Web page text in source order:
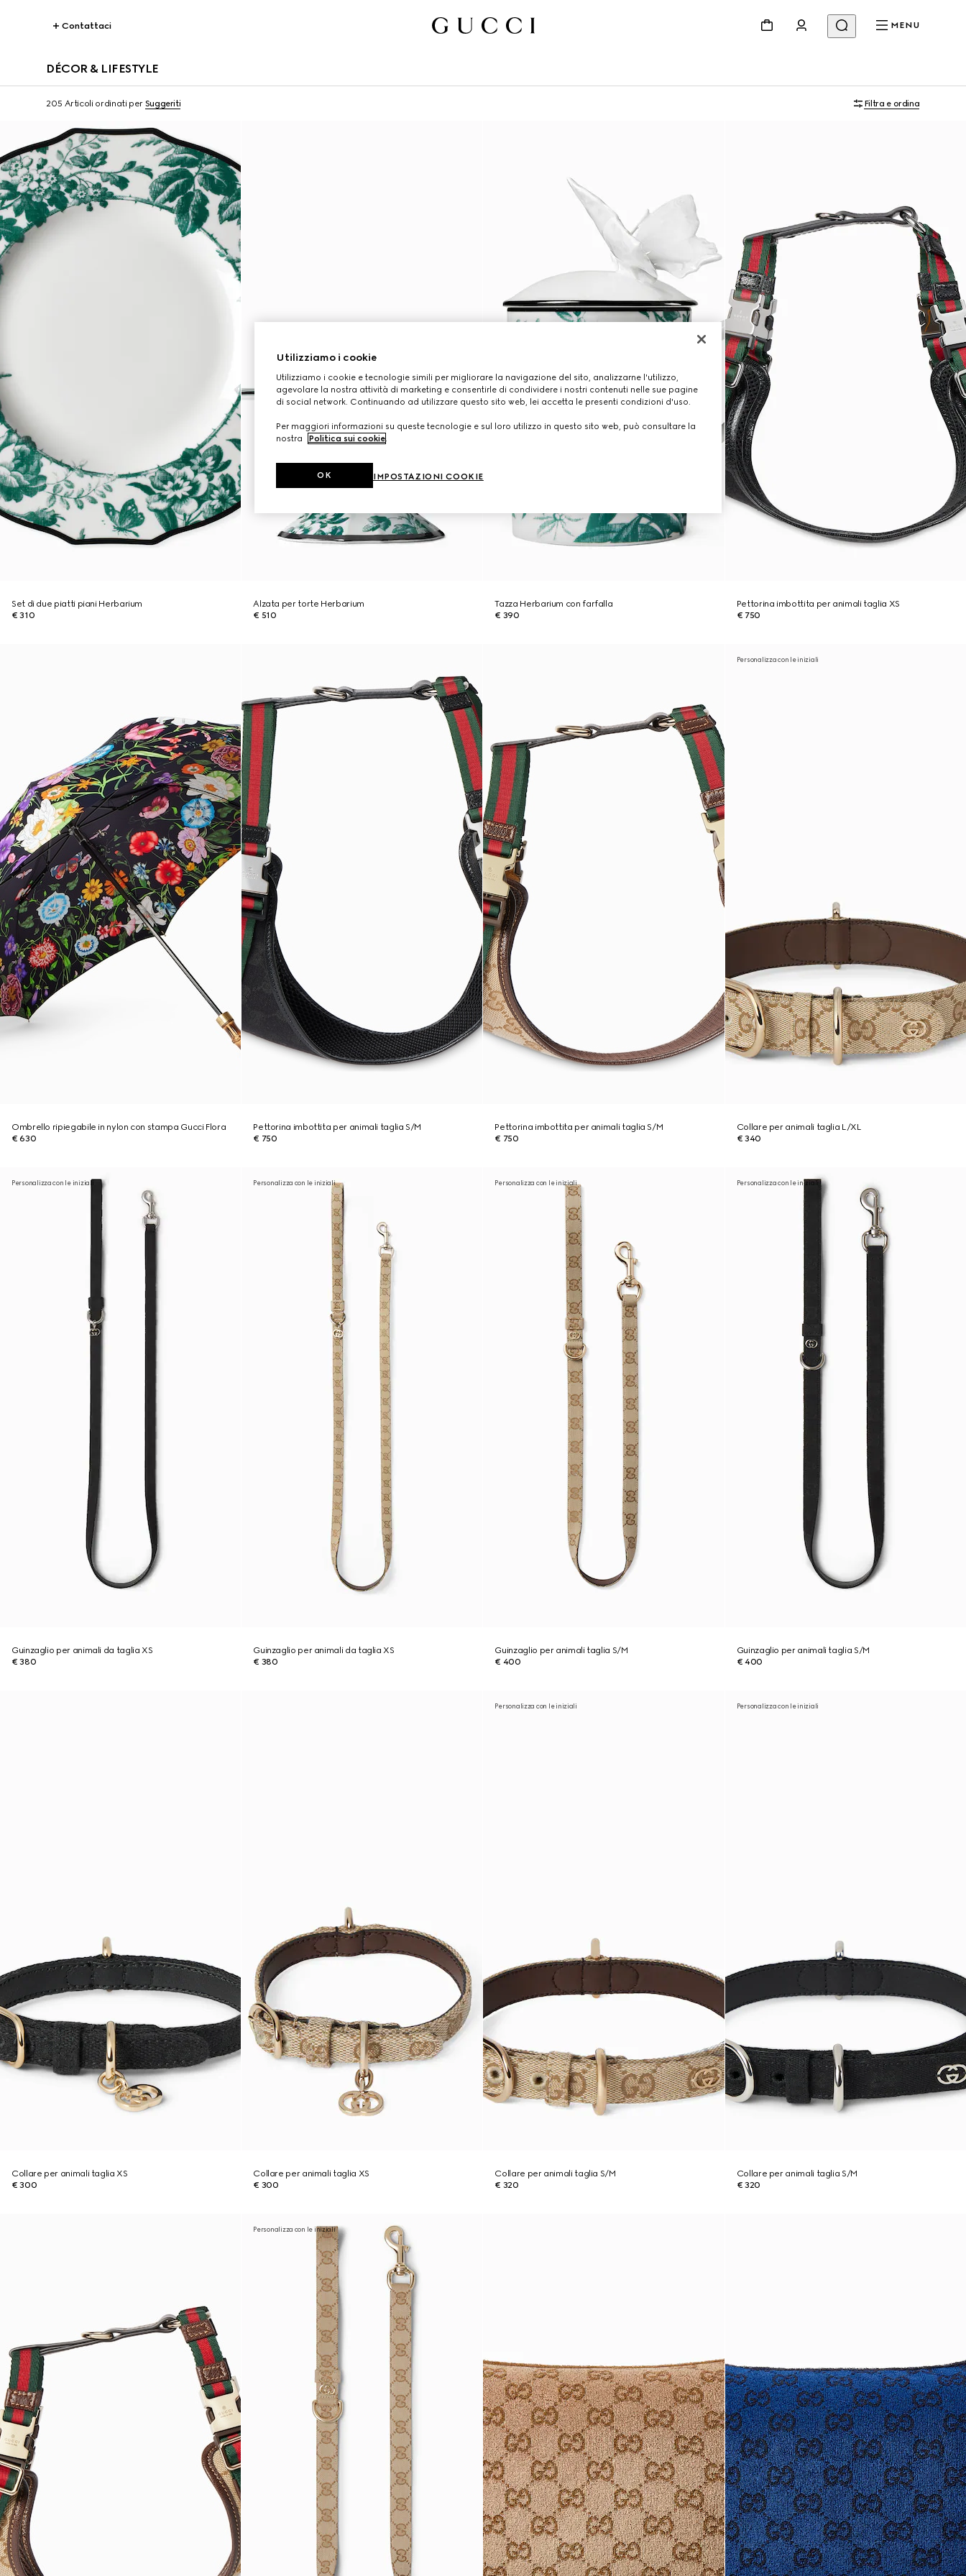
Contattaci MENU
DÉCOR & LIFESTYLE
205 Articoli ordinati per Suggeriti Filtra e ordina
Set di due piatti piani Herbarium
€ 310
Alzata per torte Herbarium
€ 510
Tazza Herbarium con farfalla
€ 390
Pettorina imbottita per animali taglia XS
€ 750
Ombrello ripiegabile in nylon con stampa Gucci Flora
€ 630
Pettorina imbottita per animali taglia S/M
€ 750
Pettorina imbottita per animali taglia S/M
€ 750
Personalizza con le iniziali
Collare per animali taglia L/XL
€ 340
Personalizza con le iniziali
Guinzaglio per animali da taglia XS
€ 380
Personalizza con le iniziali
Guinzaglio per animali da taglia XS
€ 380
Personalizza con le iniziali
Guinzaglio per animali taglia S/M
€ 400
Personalizza con le iniziali
Guinzaglio per animali taglia S/M
€ 400
Collare per animali taglia XS
€ 300
Collare per animali taglia XS
€ 300
Personalizza con le iniziali
Collare per animali taglia S/M
€ 320
Personalizza con le iniziali
Collare per animali taglia S/M
€ 320
Personalizza con le iniziali
Utilizziamo i cookie
Utilizziamo i cookie e tecnologie simili per migliorare la navigazione del sito, analizzarne l'utilizzo,
agevolare la nostra attività di marketing e consentirle di condividere i nostri contenuti nelle sue pagine
di social network. Continuando ad utilizzare questo sito web, lei accetta le presenti condizioni d'uso.
Per maggiori informazioni su queste tecnologie e sul loro utilizzo in questo sito web, può consultare la
nostra
Politica sui cookie.
IMPOSTAZIONI COOKIE
OK